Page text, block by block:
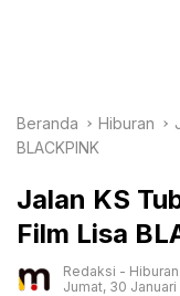
Beranda Hiburan
BLACKPINK
Jalan KS
Film Lisa
Redaksi - Hiburan
Jumat, 30 Januari